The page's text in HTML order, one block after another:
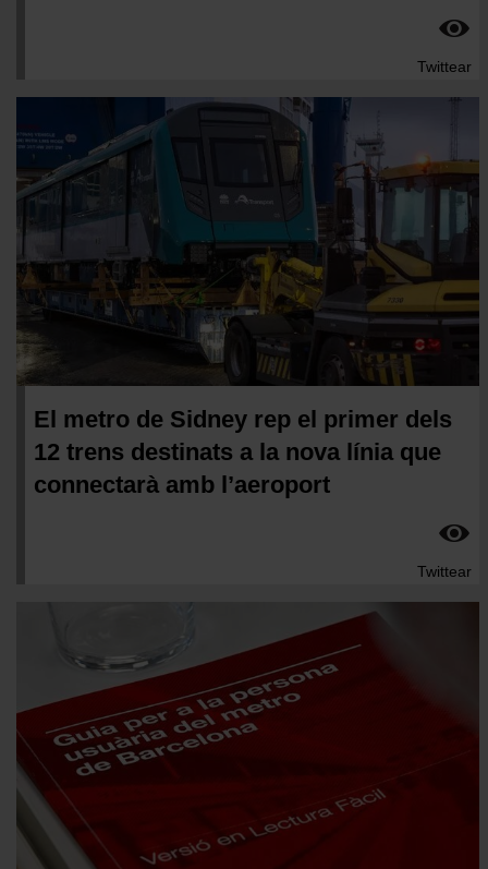
Twittear
El metro de Sidney rep el primer dels
12 trens destinats a la nova línia que
connectarà amb l’aeroport
Twittear